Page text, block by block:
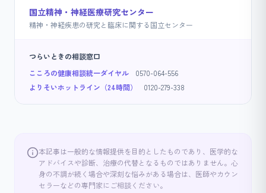
国立精神・神経医療研究センター
精神・神経疾患の研究と臨床に関する国立センター
つらいときの相談窓口
こころの健康相談統一ダイヤル
0570-064-556
よりそいホットライン（24時間）
0120-279-338
本記事は一般的な情報提供を目的としたものであり、医学的な
アドバイスや診断、治療の代替となるものではありません。心
身の不調が続く場合や深刻な悩みがある場合は、医師やカウン
セラーなどの専門家にご相談ください。